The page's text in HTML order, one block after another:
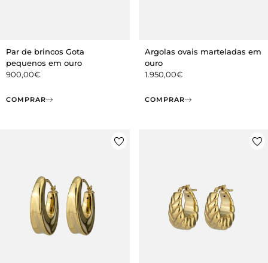
Par de brincos Gota
pequenos em ouro
900,00€
COMPRAR
Argolas ovais marteladas em
ouro
1.950,00€
COMPRAR